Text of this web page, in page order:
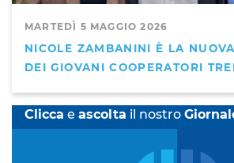
MARTEDÌ 5 MAGGIO 2026
NICOLE ZAMBANINI È LA
DEI GIOVANI COOPERATORI
Clicca e ascolta il nostro